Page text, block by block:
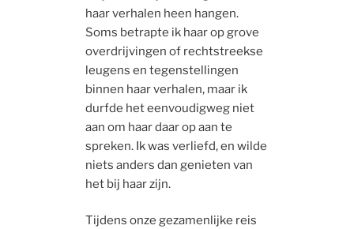
haar verhalen heen hangen.
Soms betrapte ik haar op grove
overdrijvingen of rechtstreekse
leugens en tegenstellingen
binnen haar verhalen, maar ik
durfde het eenvoudigweg niet
aan om haar daar op aan te
spreken. Ik was verliefd, en wilde
niets anders dan genieten van
het bij haar zijn.
Tijdens onze gezamenlijke reis